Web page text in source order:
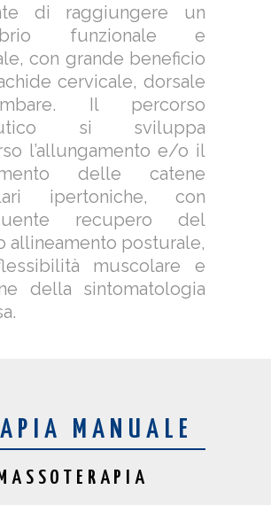
di raggiungere un
funzionale e
con grande beneficio
cervicale, dorsale
Il percorso
si sviluppa
l’allungamento e/o il
delle catene
ipertoniche, con
recupero del
allineamento posturale,
muscolare e
della sintomatologia
MANUALE
MASSOTERAPIA